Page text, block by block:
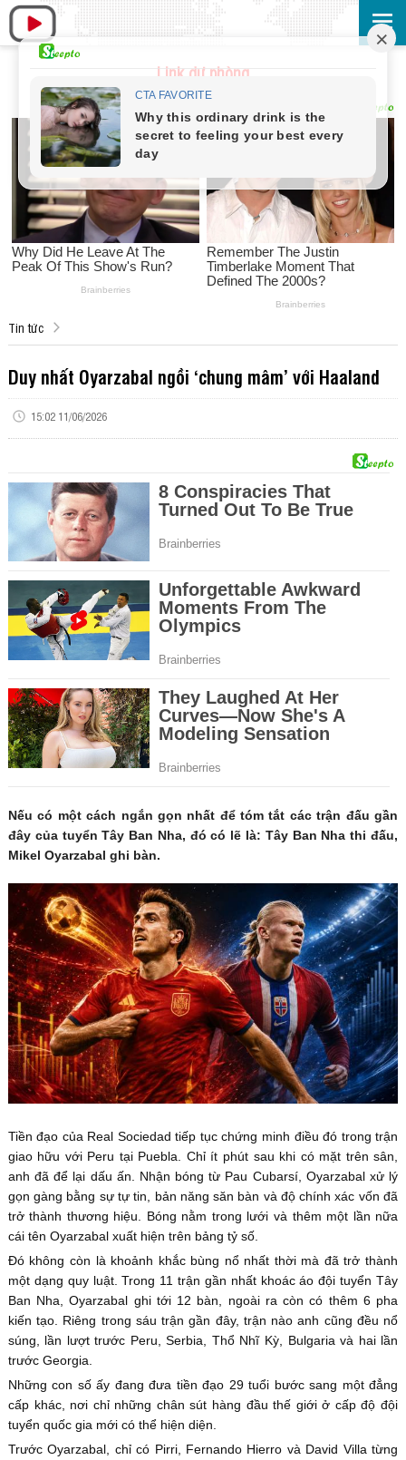
Link dự phòng
Tin tức
Duy nhất Oyarzabal ngồi ‘chung mâm’ với Haaland
15:02 11/06/2026
Nếu có một cách ngắn gọn nhất để tóm tắt các trận đấu gần
đây của tuyển Tây Ban Nha, đó có lẽ là: Tây Ban Nha thi đấu,
Mikel Oyarzabal ghi bàn.
Tiền đạo của Real Sociedad tiếp tục chứng minh điều đó trong trận
giao hữu với Peru tại Puebla. Chỉ ít phút sau khi có mặt trên sân,
anh đã để lại dấu ấn. Nhận bóng từ Pau Cubarsí, Oyarzabal xử lý
gọn gàng bằng sự tự tin, bản năng săn bàn và độ chính xác vốn đã
trở thành thương hiệu. Bóng nằm trong lưới và thêm một lần nữa
cái tên Oyarzabal xuất hiện trên bảng tỷ số.
Đó không còn là khoảnh khắc bùng nổ nhất thời mà đã trở thành
một dạng quy luật. Trong 11 trận gần nhất khoác áo đội tuyển Tây
Ban Nha, Oyarzabal ghi tới 12 bàn, ngoài ra còn có thêm 6 pha
kiến tạo. Riêng trong sáu trận gần đây, trận nào anh cũng đều nổ
súng, lần lượt trước Peru, Serbia, Thổ Nhĩ Kỳ, Bulgaria và hai lần
trước Georgia.
Những con số ấy đang đưa tiền đạo 29 tuổi bước sang một đẳng
cấp khác, nơi chỉ những chân sút hàng đầu thế giới ở cấp độ đội
tuyển quốc gia mới có thể hiện diện.
Trước Oyarzabal, chỉ có Pirri, Fernando Hierro và David Villa từng